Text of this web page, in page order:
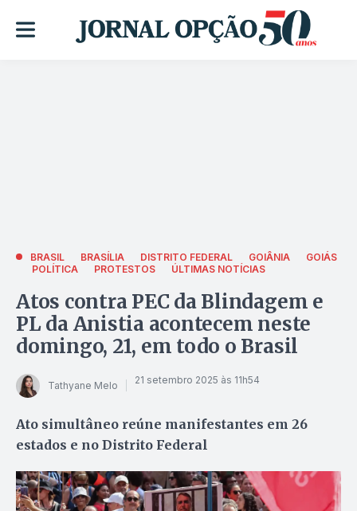
BRASIL BRASÍLIA DISTRITO FEDERAL GOIÂNIA
GOIÁS
POLÍTICA
PROTESTOS ÚLTIMAS NOTÍCIAS
Atos contra PEC da Blindagem e
PL da Anistia acontecem neste
domingo, 21, em todo o Brasil
Tathyane Melo 21 setembro 2025 às 11h54
Ato simultâneo reúne manifestantes em 26
estados e no Distrito Federal